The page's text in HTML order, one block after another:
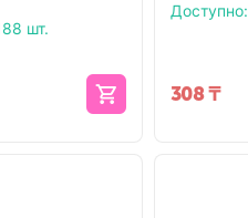
шт.
Доступно:
308₸